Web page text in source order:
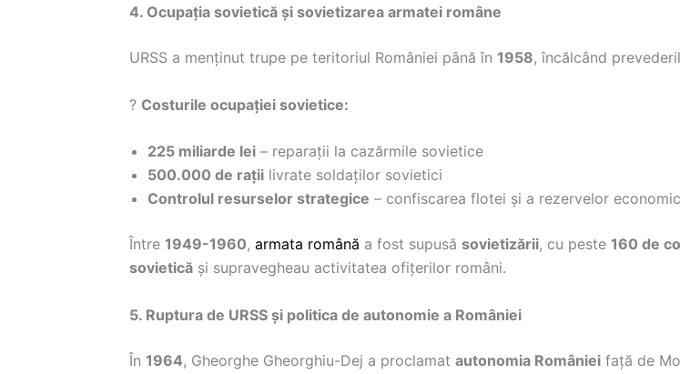
4. Ocupația sovietică și sovietizarea armatei române
URSS a menținut trupe pe teritoriul României până în 1958, încălcând
? Costurile ocupației sovietice:
225 miliarde lei – reparații la cazărmile sovietice
500.000 de rații livrate soldaților sovietici
Controlul resurselor strategice – confiscarea flotei și a rezervelor
Între 1949-1960, armata română a fost supusă sovietizării, cu peste 160 de
sovietică și supravegheau activitatea ofițerilor români.
5. Ruptura de URSS și politica de autonomie a României
În 1964, Gheorghe Gheorghiu-Dej a proclamat autonomia României față de